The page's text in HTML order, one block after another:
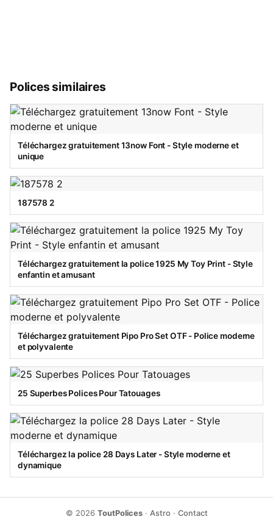
Polices similaires
Téléchargez gratuitement 13now Font - Style moderne et
unique
187578 2
Téléchargez gratuitement la police 1925 My Toy Print - Style
enfantin et amusant
Téléchargez gratuitement Pipo Pro Set OTF - Police moderne
et polyvalente
25 Superbes Polices Pour Tatouages
Téléchargez la police 28 Days Later - Style moderne et
dynamique
© 2026 ToutPolices· Astro · Contact